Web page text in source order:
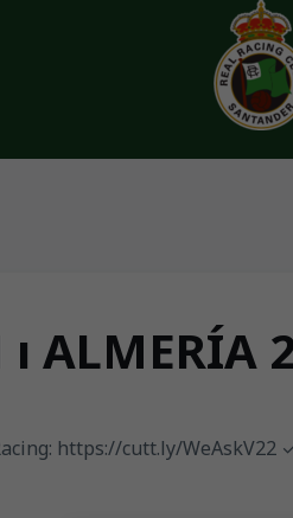
ı ALMERÍA
https://cutt.ly/WeAskV22